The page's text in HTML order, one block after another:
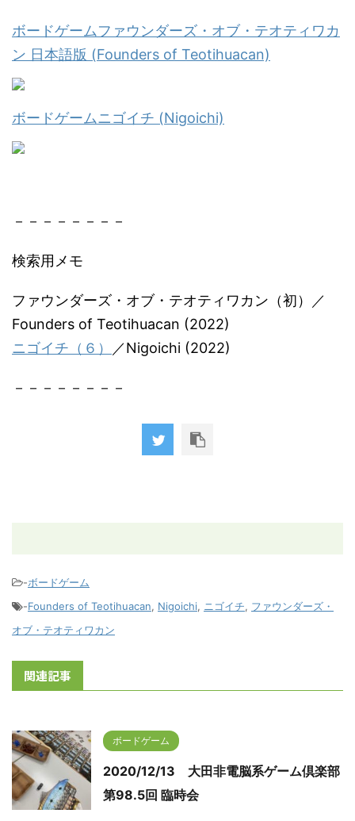
ボードゲームファウンダーズ・オブ・テオティワカ
ン 日本語版 (Founders of Teotihuacan)
ボードゲームニゴイチ (Nigoichi)
－－－－－－－－
検索用メモ
ファウンダーズ・オブ・テオティワカン（初）／
Founders of Teotihuacan (2022)
ニゴイチ（６）
／Nigoichi (2022)
－－－－－－－－
-ボードゲーム
-Founders of Teotihuacan, Nigoichi, ニゴイチ, ファウンダーズ・
オブ・テオティワカン
関連記事
ボードゲーム
2020/12/13 大田非電脳系ゲーム倶楽部
第98.5回 臨時会